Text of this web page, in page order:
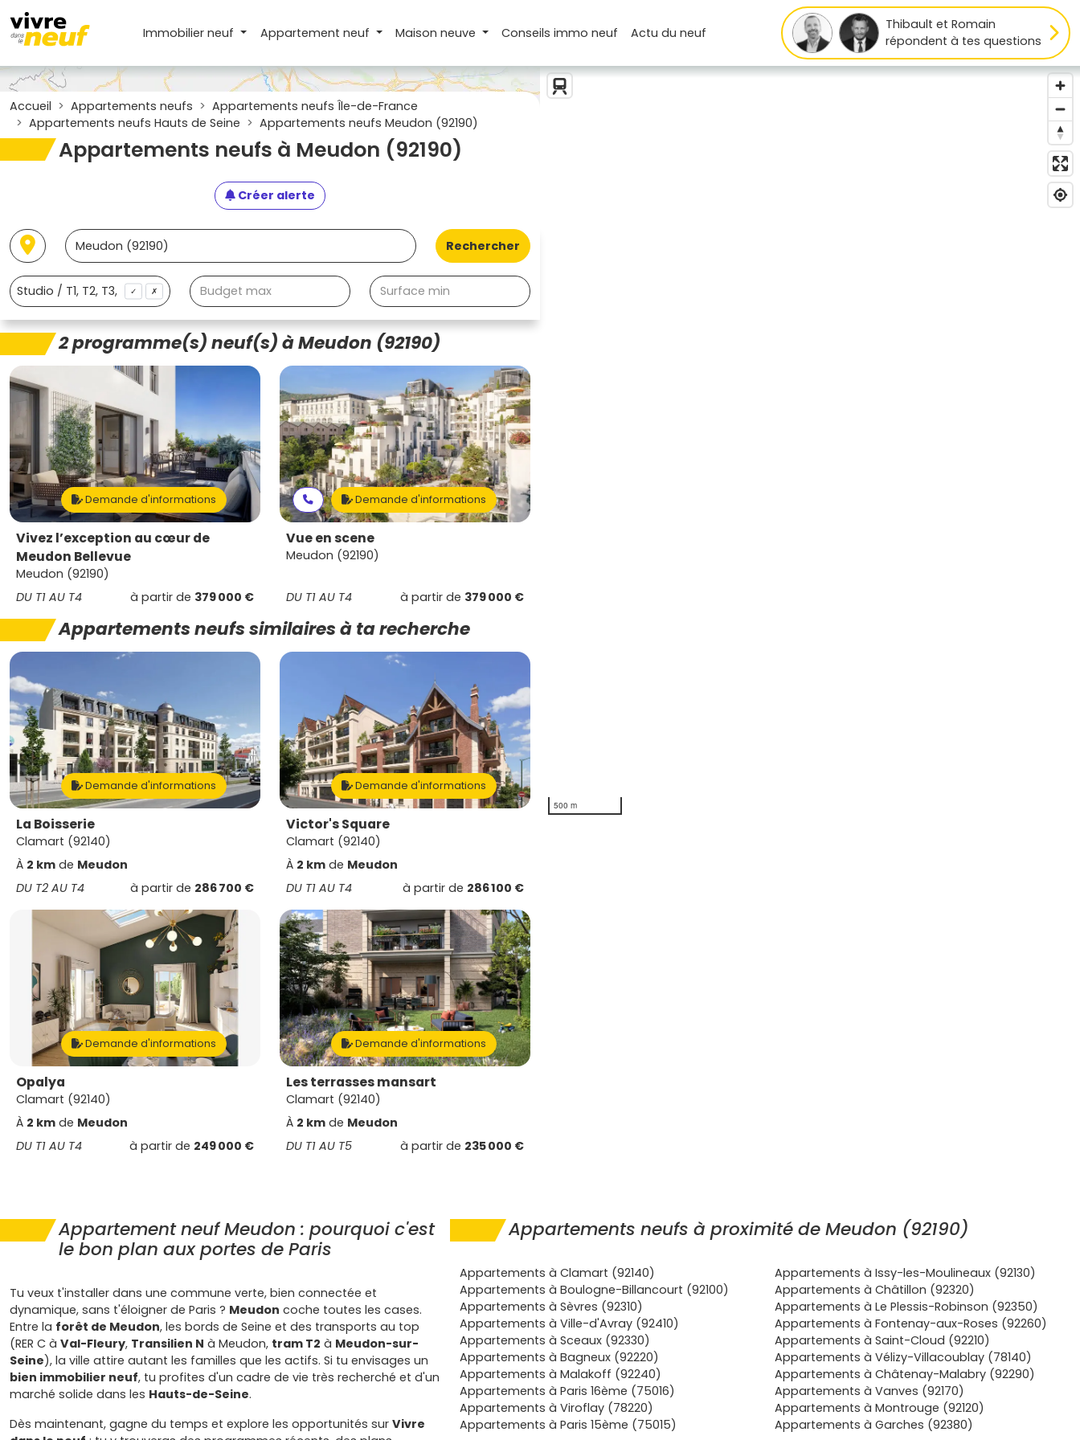
Immobilier neuf Appartement neuf Maison neuve Conseilsimmo neuf Actudu neuf
Thibault et Romain
répondent à tes questions
Accueil Appartements neufs
Appartements neufs Île-de-France
Appartements neufs Hauts de Seine
Appartements neufs Meudon (92190)
Appartements neufs à Meudon (92190)
Créer alerte
Rechercher
✓ ✗
2 programme(s) neuf(s) à Meudon (92190)
Demande d'informations
Vivez l’exception au cœur de
Meudon Bellevue
Meudon (92190)
DU T1 AU T4
à partir de 379 000 €
Demande d'informations
Vue en scene
Meudon (92190)
DU T1 AU T4 à partir de 379 000 €
Appartements neufs similaires à ta recherche
Demande d'informations
La Boisserie
Clamart (92140)
À 2 km de Meudon
DU T2 AU T4
à partir de 286 700 €
Demande d'informations
Victor's Square
Clamart (92140)
À 2 km de Meudon
DU T1 AU T4
à partir de 286 100 €
Demande d'informations
Opalya
Clamart (92140)
À 2 km de Meudon
DU T1 AU T4
à partir de 249 000 €
Demande d'informations
Les terrasses mansart
Clamart (92140)
À 2 km de Meudon
DU T1 AU T5
à partir de 235 000 €
500 m
Appartement neuf Meudon : pourquoi c'est
le bon plan aux portes de Paris
Tu veux t'installer dans une commune verte, bien connectée et
dynamique, sans t'éloigner de Paris ? Meudon coche toutes les cases.
Entre la forêt de Meudon, les bords de Seine et des transports au top
(RER C à Val-Fleury, Transilien N à Meudon, tram T2 à Meudon-sur-
Seine), la ville attire autant les familles que les actifs. Si tu envisages un
bien immobilier neuf, tu profites d'un cadre de vie très recherché et d'un
marché solide dans les Hauts-de-Seine.
Dès maintenant, gagne du temps et explore les opportunités sur Vivre
Appartements neufs à proximité de Meudon (92190)
Appartements à Clamart (92140)
Appartements à Issy-les-Moulineaux (92130)
Appartements à Boulogne-Billancourt (92100)
Appartements à Châtillon (92320)
Appartements à Sèvres (92310)
Appartements à Le Plessis-Robinson (92350)
Appartements à Ville-d'Avray (92410)
Appartements à Fontenay-aux-Roses (92260)
Appartements à Sceaux (92330)
Appartements à Saint-Cloud (92210)
Appartements à Bagneux (92220)
Appartements à Vélizy-Villacoublay (78140)
Appartements à Malakoff (92240)
Appartements à Châtenay-Malabry (92290)
Appartements à Paris 16ème (75016)
Appartements à Vanves (92170)
Appartements à Viroflay (78220)
Appartements à Montrouge (92120)
Appartements à Paris 15ème (75015)
Appartements à Garches (92380)